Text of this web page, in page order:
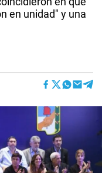
en unidad" y una